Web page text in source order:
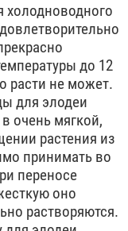
холодноводного
до 12
расти не может.
для элодеи
очень мягкой,
растения из
принимать во
переносе
оно
растворяются.